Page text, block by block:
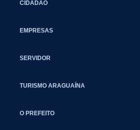
CIDADÃO
EMPRESAS
SERVIDOR
TURISMO ARAGUAÍNA
O PREFEITO